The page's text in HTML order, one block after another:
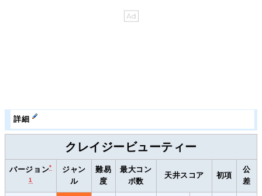
詳細
クレイジービューティー
バージョン*
1
ジャン
ル
難易
度
最大コン
ボ数
天井スコア 初項
公
差